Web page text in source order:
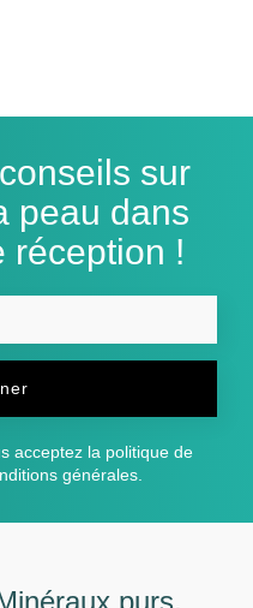
sur
peau dans
réception !
acceptez la politique de
générales.
purs,